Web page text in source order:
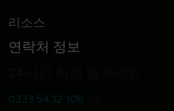
리소스
연락처 정보
0333 5432 108